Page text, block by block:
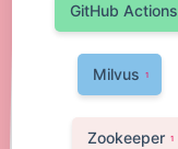
GitHub Actions
Milvus 1
Zookeeper 1